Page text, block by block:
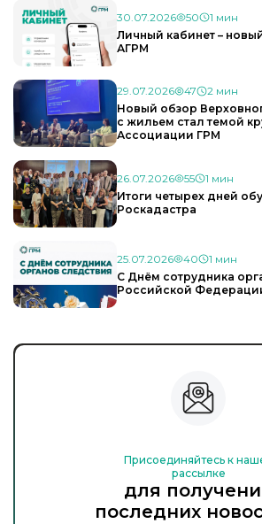
30.07.2026 50
1 мин
Личный кабинет –
АГРМ
29.07.2026 47
2 мин
Новый обзор
с жильем стал темой
Ассоциации ГРМ
26.07.2026 55
1 мин
Итоги четырех дней
Роскадастра
25.07.2026 40
1 мин
С Днём сотрудника
Российской
Присоединяйтесь к
рассылке
для
последних